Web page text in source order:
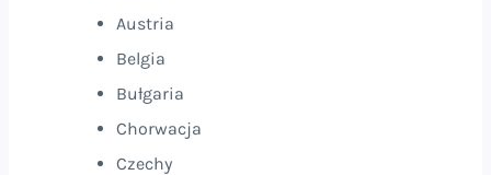
Austria
Belgia
Bułgaria
Chorwacja
Czechy